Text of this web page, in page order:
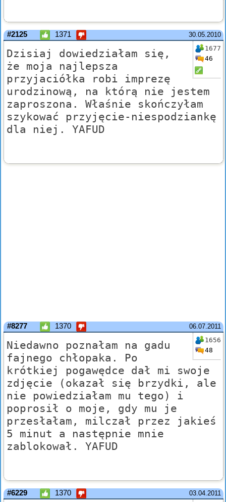
30.05.2010
#2125 1371
1677
46
Dzisiaj dowiedziałam się,
że moja najlepsza
przyjaciółka robi imprezę
urodzinową, na którą nie jestem
zaproszona. Właśnie skończyłam
szykować przyjęcie-niespodziankę
dla niej. YAFUD
06.07.2011
#8277 1370
1656
48
Niedawno poznałam na gadu
fajnego chłopaka. Po
krótkiej pogawędce dał mi swoje
zdjęcie (okazał się brzydki, ale
nie powiedziałam mu tego) i
poprosił o moje, gdy mu je
przesłałam, milczał przez jakieś
5 minut a następnie mnie
zablokował. YAFUD
03.04.2011
#6229 1370